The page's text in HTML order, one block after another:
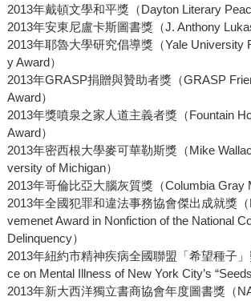
2013年戴頓文學和平獎（Dayton Literary
2013年安東尼盧卡斯圖書獎（J. Anthony
2013年耶魯大學研究倡導獎（Yale University
y Award）
2013年GRASP捐贈與贊助者獎（GRASP
Award）
2013年獎噴泉之家人道主義者獎（Fountain
Award）
2013年密西根大學麥可華勒斯獎（Mike
versity of Michigan）
2013年哥倫比亞大腦灰質獎（Columbia Gray
2013年全國犯罪和違法事務協會傑出成就獎
vemenet Award in Nonfiction of the National
Delinquency）
2013年紐約市精神疾病全國聯盟「希望種子
ce on Mental Illness of New York City’s
2013年新大西洋獨立書商協會年度圖書獎（